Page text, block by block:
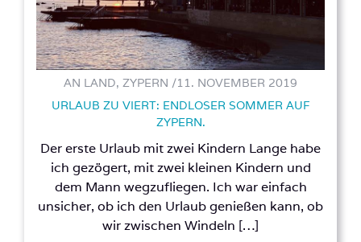
AN LAND, ZYPERN /11. NOVEMBER 2019
URLAUB ZU VIERT: ENDLOSER SOMMER AUF
ZYPERN.
Der erste Urlaub mit zwei Kindern Lange habe
ich gezögert, mit zwei kleinen Kindern und
dem Mann wegzufliegen. Ich war einfach
unsicher, ob ich den Urlaub genießen kann, ob
wir zwischen Windeln […]